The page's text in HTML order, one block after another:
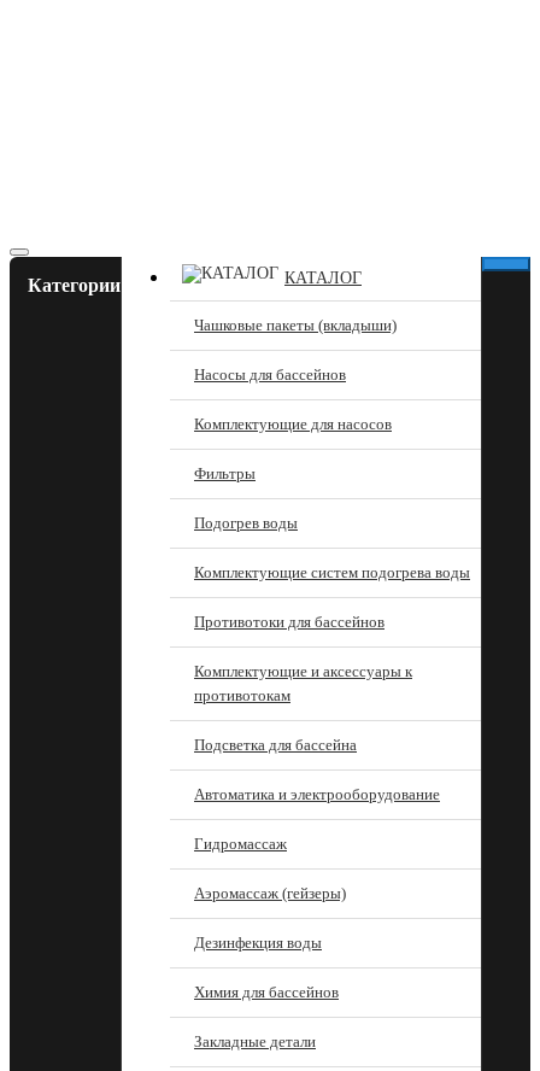
Категории КАТАЛОГ
Чашковые пакеты (вкладыши)
Насосы для бассейнов
Комплектующие для насосов
Фильтры
Подогрев воды
Комплектующие систем подогрева воды
Противотоки для бассейнов
Комплектующие и аксессуары к
противотокам
Подсветка для бассейна
Автоматика и электрооборудование
Гидромассаж
Аэромассаж (гейзеры)
Дезинфекция воды
Химия для бассейнов
Закладные детали